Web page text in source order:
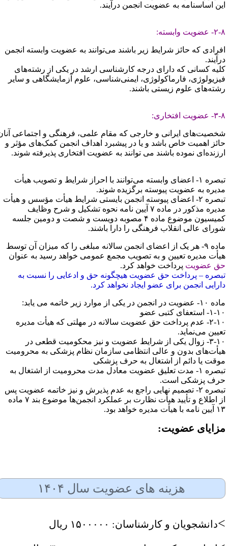
اساسنامه به عضویت انجمن درآیند.
وابسته:
که حائز شرایط زیر باشند می‌توانند به عضویت وابسته انجمن
کسانی که دارای درجه کارشناسی ارشد در یکی از رشته‌های
فارماکولوژی، ایمنی‌شناسی، علوم آزمایشگاهی و سایر
علوم زیستی باشند.
افتخاری:
ایرانی و خارجی که مقام علمی، فرهنگی و اجتماعی آنان
اهمیت خاص باشد و یا در پیشبرد اهداف انجمن کمک‌های مؤثر و
نموده باشند می توانند به عضویت افتخاری پذیرفته شوند.
تبصره ۱- اعضای وابسته می‌توانند با احراز شرایط و تصویب هیأت
به عضویت پیوسته برگزیده شوند.
تبصره ۲- اعضای پیوسته انجمن بایستی شرایط هیأت مؤسس و هیأت
مدیره مذکور در ماده ۷ آیین نامه نحوه تشکیل و شرح وظایف
کمیسیون موضوع ماده ۴ مصوبه دویست و شصت و دومین جلسه
عالی انقلاب فرهنگی را دارا باشند.
ماده ۹- هر یک از اعضای انجمن سالانه مبلغی را که میزان آن توسط
مدیره تعیین و به تصویب مجمع عمومی خواهد رسید به عنوان
عضویتپرداخت خواهد کرد.
– پرداخت حق عضویت هیچگونه حق و ادعایی را نسبت به
انجمن برای عضو ایجاد نخواهد کرد.
در انجمن در یکی از موارد زیر خاتمه می یابد:
استعفای کتبی عضو
۲-۱۰- عدم پرداخت حق عضویت سالانه در مهلتی که هیأت مدیره
می‌نماید.
۳-۱۰- زوال یکی از شرایط عضویت و نیز محکومیت قطعی در
بدون و عالی انتظامی سازمان نظام پزشکی به محرومیت
یا دائم از اشتغال به حرف پزشکی
تبصره ۱- مدت تعلیق عضویت معادل مدت محرومیت از اشتغال به
پزشکی است.
تبصره ۲- تصمیم نهایی راجع به عدم پذیرش و نیز خاتمه عضویت پس
از اطلاع و تأیید هیأت نظارت بر عملکرد انجمن‌ها موضوع بند ۷ ماده
هیأت مدیره خواهد بود.
عضویت:
هزینه های عضویت سال ۱۴۰۴
دانشجویان و کارشناسان: ۱۵۰۰۰۰۰ ریال